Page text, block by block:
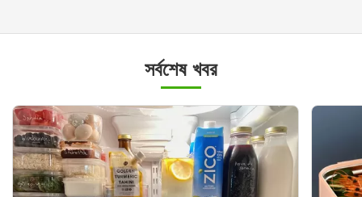
সর্বশেষ খবর